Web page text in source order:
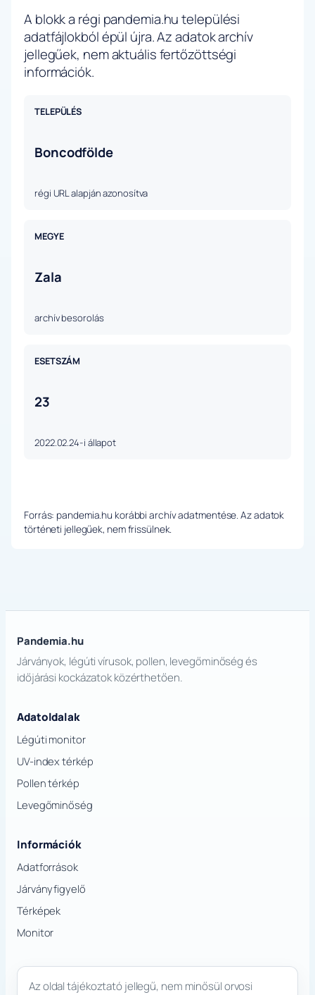
A blokk a régi pandemia.hu települési
adatfájlokból épül újra. Az adatok archív
jellegűek, nem aktuális fertőzöttségi
információk.
TELEPÜLÉS
Boncodfölde
régi URL alapján azonosítva
MEGYE
Zala
archív besorolás
ESETSZÁM
23
2022.02.24-i állapot
Forrás: pandemia.hu korábbi archív adatmentése. Az adatok
történeti jellegűek, nem frissülnek.
Pandemia.hu
Járványok, légúti vírusok, pollen, levegőminőség és
időjárási kockázatok közérthetően.
Adatoldalak
Légúti monitor
UV-index térkép
Pollen térkép
Levegőminőség
Információk
Adatforrások
Járványfigyelő
Térképek
Monitor
Az oldal tájékoztató jellegű, nem minősül orvosi